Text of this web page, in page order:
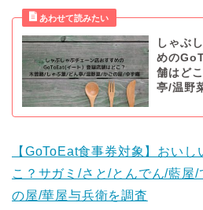
しゃぶ
めの
舗はど
亭/温野
【GoToEat食事券対象】おい
こ？サガミ/さと/とんでん/藍屋
の屋/華屋与兵衛を調査